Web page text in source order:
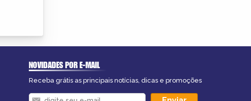
NOVIDADES POR E-MAIL
Receba grátis as principais notícias, dicas e promoções